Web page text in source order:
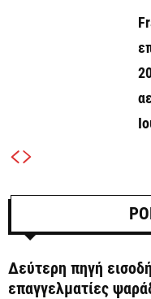
Δεύτερη πηγή
επαγγελματίες